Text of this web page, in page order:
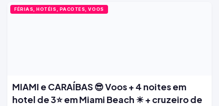
FÉRIAS, HOTÉIS, PACOTES, VOOS
MIAMI e CARAÍBAS 😎 Voos + 4 noites em
hotel de 3⭐ em Miami Beach ☀ + cruzeiro de